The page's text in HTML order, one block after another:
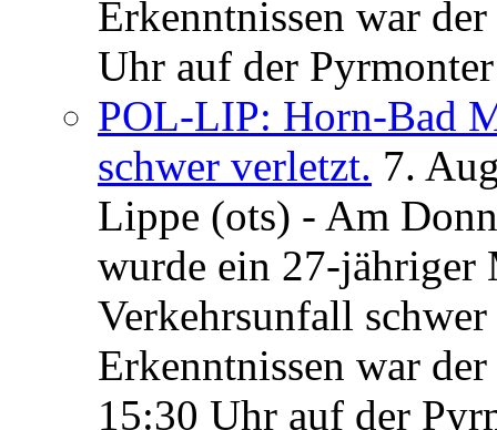
Erkenntnissen war
Uhr auf der
POL-LIP: Horn-Bad
schwer verletzt. 7.
Lippe (ots) - Am
wurde ein 27-jähriger
Verkehrsunfall
Erkenntnissen war
15:30 Uhr auf der